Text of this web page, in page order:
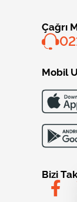
Çağrı
Mobil
Bizi